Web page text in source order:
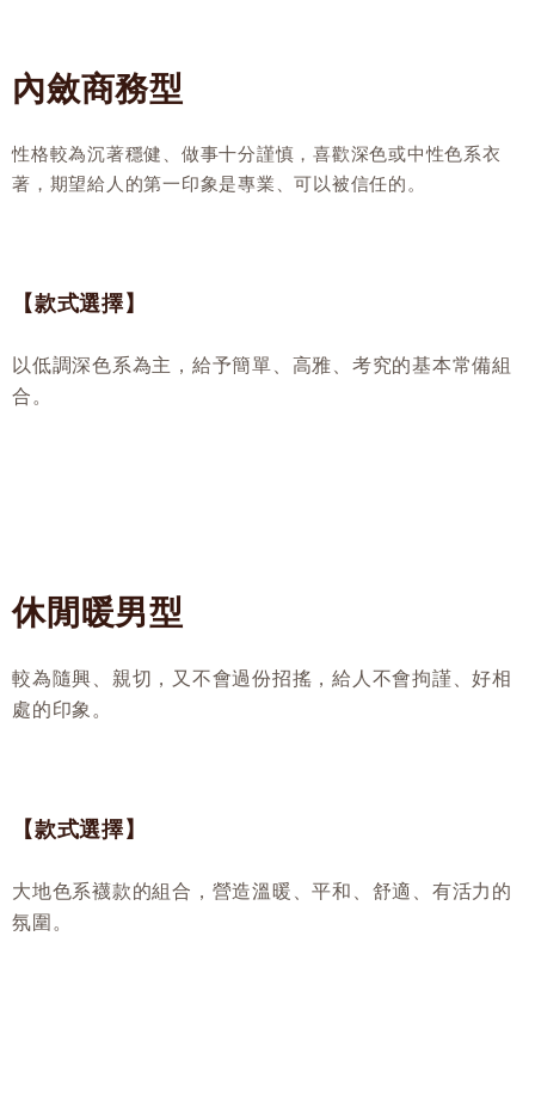
內斂商務型
性格較為沉著穩健、做事十分謹慎，喜歡深色或中性色系衣
著，期望給人的第一印象是專業、可以被信任的。
【款式選擇】
以低調深色系為主，給予簡單、高雅、考究的基本常備組
合。
休閒暖男型
較為隨興、親切，又不會過份招搖，給人不會拘謹、好相
處的印象。
【款式選擇】
大地色系襪款的組合，營造溫暖、平和、舒適、有活力的
氛圍。